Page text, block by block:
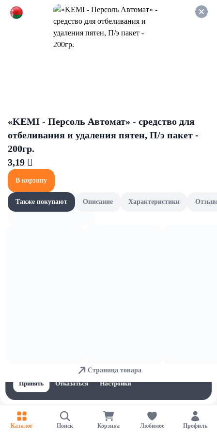
Оформляйте заказ НА
САМОВЫВОЗ и получайте
СКИДКУ 7%
EcoVilla
Каталог Поиск Корзина Любимое Профиль
Принять
Отказаться Настройки
«KEMI - Персоль Автомат» - средство для
отбеливания и удаления пятен, П/э пакет -
200гр.
3,19 
В корзину
Также покупают Описание Характеристики
Страница товара